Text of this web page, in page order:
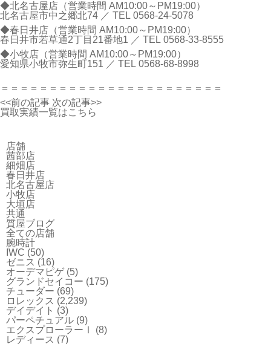
◆北名古屋店（営業時間 AM10:00～PM19:00）
北名古屋市中之郷北74 ／ TEL 0568-24-5078
◆春日井店（営業時間 AM10:00～PM19:00）
春日井市若草通2丁目21番地1 ／ TEL 0568-33-8555
◆小牧店（営業時間 AM10:00～PM19:00）
愛知県小牧市弥生町151 ／ TEL 0568-68-8998
＝＝＝＝＝＝＝＝＝＝＝＝＝＝＝＝＝＝＝＝＝＝＝
<<前の記事 次の記事>>
買取実績一覧はこちら
店舗
茜部店
細畑店
春日井店
北名古屋店
小牧店
大垣店
共通
質屋ブログ
全ての店舗
腕時計
IWC (50)
ゼニス (16)
オーデマピゲ(5)
グランドセイコー (175)
チューダー (69)
ロレックス (2,239)
デイデイト (3)
パーペチュアル (9)
エクスプローラーⅠ
(8)
レディース (7)